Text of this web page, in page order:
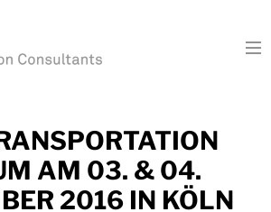
AM 03. & 04.
2016 IN KÖLN